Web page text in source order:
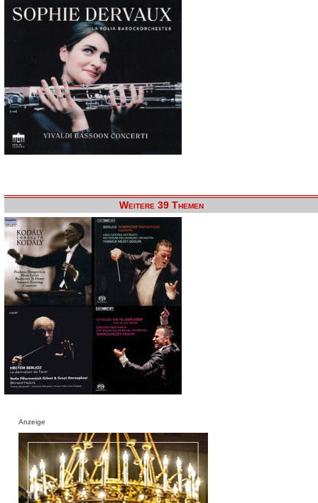
Weitere 39 Themen
Anzeige